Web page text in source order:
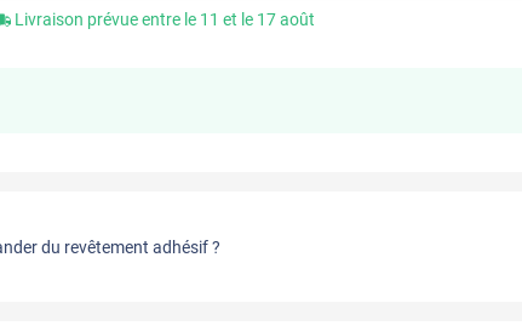
Livraison prévue entre le 11 et le 17 août
du revêtement adhésif ?